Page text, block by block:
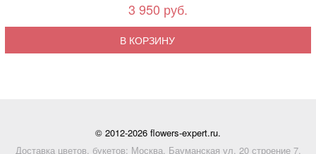
3 950 руб.
В КОРЗИНУ
© 2012-2026 flowers-expert.ru.
Доставка цветов, букетов: Москва, Бауманская ул. 20 строение 7,